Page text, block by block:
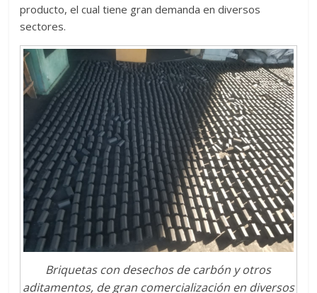
producto, el cual tiene gran demanda en diversos
sectores.
Briquetas con desechos de carbón y otros
aditamentos, de gran comercialización en diversos